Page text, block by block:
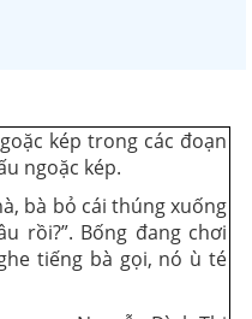
kép trong các đoạn
ngoặc kép.
bà bỏ cái thúng xuống
rồi?”. Bống đang chơi
tiếng bà gọi, nó ù té